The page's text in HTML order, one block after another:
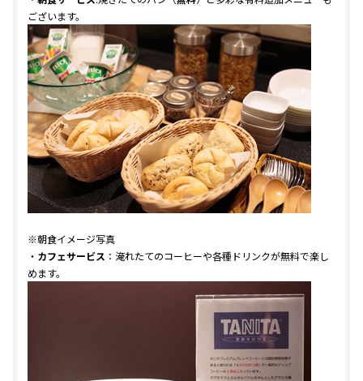
ございます。
※朝食イメージ写真
・ カフェサービス ：淹れたてのコーヒーや各種ドリンクが無料で楽し
めます。